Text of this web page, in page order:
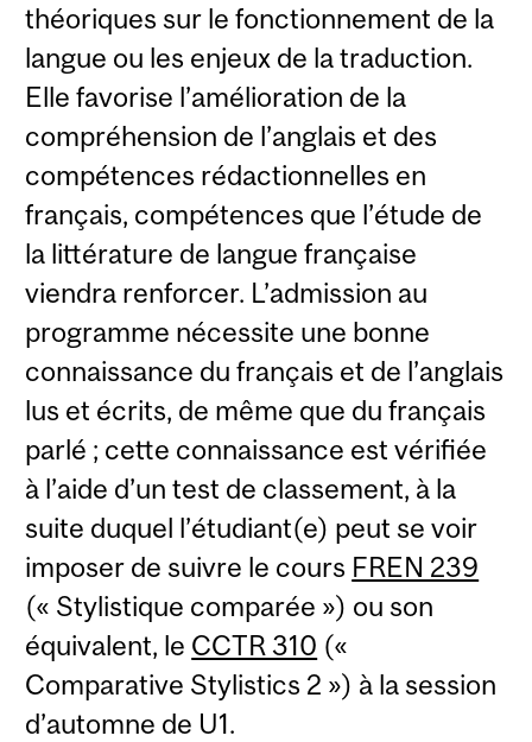
théoriques sur le fonctionnement de la
langue ou les enjeux de la traduction.
Elle favorise l’amélioration de la
compréhension de l’anglais et des
compétences rédactionnelles en
français, compétences que l’étude de
la littérature de langue française
viendra renforcer. L’admission au
programme nécessite une bonne
connaissance du français et de l’anglais
lus et écrits, de même que du français
parlé ; cette connaissance est vérifiée
à l’aide d’un test de classement, à la
suite duquel l’étudiant(e) peut se voir
imposer de suivre le cours FREN 239
(« Stylistique comparée ») ou son
équivalent, le CCTR 310 («
Comparative Stylistics 2 ») à la session
d’automne de U1.